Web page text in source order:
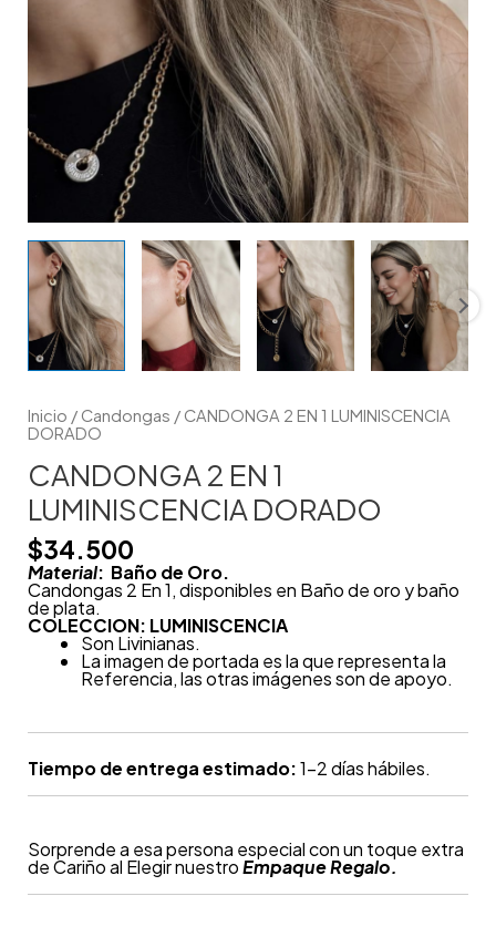
Inicio / Candongas / CANDONGA 2 EN 1 LUMINISCENCIA
DORADO
CANDONGA 2 EN 1
LUMINISCENCIA DORADO
$34.500
Material: Baño de Oro.
Candongas 2 En 1, disponibles en Baño de oro y baño
de plata.
COLECCION: LUMINISCENCIA
Son Livinianas.
La imagen de portada es la que representa la
Referencia, las otras imágenes son de apoyo.
Tiempo de entrega estimado:1-2 días hábiles.
Sorprende a esa persona especial con un toque extra
de Cariño al Elegir nuestroEmpaque Regalo.